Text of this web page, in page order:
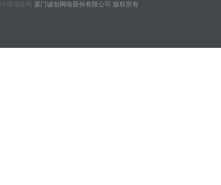
沃保保险网 厦门诚创网络股份有限公司 版权所有